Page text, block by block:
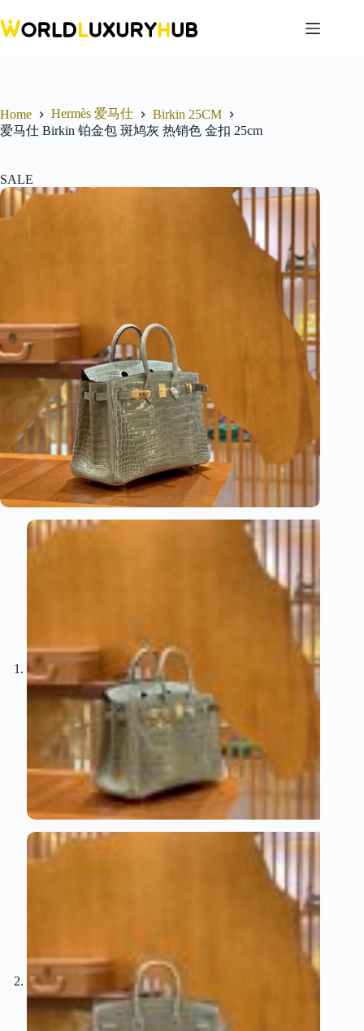
to
content
Home Hermès 爱马仕
Birkin 25CM
爱马仕 Birkin 铂金包 斑鸠灰 热销色 金扣 25cm
SALE